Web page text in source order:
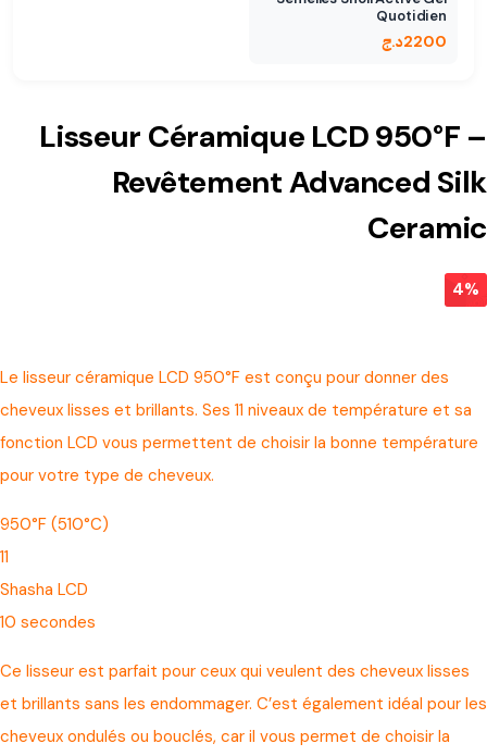
Quotidien
2200د.ج
Lisseur Céramique LCD 950°F –
Revêtement Advanced Silk
Ceramic
4%
Le lisseur céramique LCD 950°F est conçu pour donner des
cheveux lisses et brillants. Ses 11 niveaux de température et sa
fonction LCD vous permettent de choisir la bonne température
pour votre type de cheveux.
950°F (510°C)
11
Shasha LCD
10 secondes
Ce lisseur est parfait pour ceux qui veulent des cheveux lisses
et brillants sans les endommager. C’est également idéal pour les
cheveux ondulés ou bouclés, car il vous permet de choisir la